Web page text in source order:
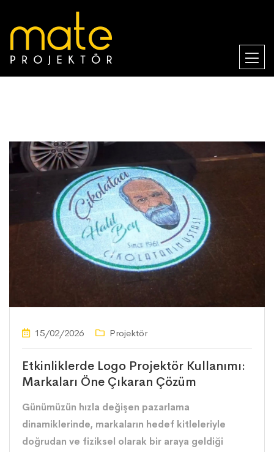
15/02/2026 Projektör
Etkinliklerde Logo Projektör Kullanımı:
Markaları Öne Çıkaran Çözüm
Günümüzün hızla değişen pazarlama
dinamiklerinde, markaların hedef kitleleriyle
doğrudan ve fiziksel olarak bir araya geldiği